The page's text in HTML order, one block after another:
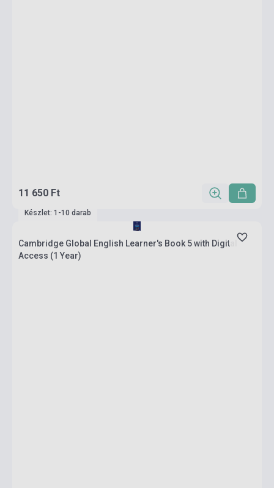
11 650 Ft
Készlet: 1-10 darab
Cambridge Global English Learner's Book 5 with Digital
Access (1 Year)